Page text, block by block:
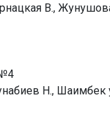
В.,
Н., Шаимбек